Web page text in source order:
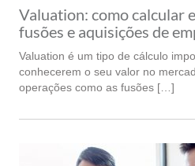
Valuation: como calcular
fusões e aquisições de
Valuation é um tipo de cálculo
conhecerem o seu valor no
operações como as fusões […]